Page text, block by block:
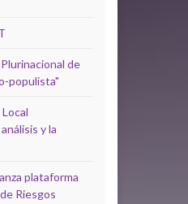
de
populista"
y la
plataforma
Riesgos